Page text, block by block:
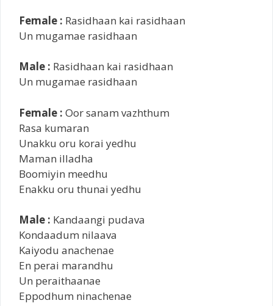
Female : Rasidhaan kai rasidhaan
Un mugamae rasidhaan
Male : Rasidhaan kai rasidhaan
Un mugamae rasidhaan
Female : Oor sanam vazhthum
Rasa kumaran
Unakku oru korai yedhu
Maman illadha
Boomiyin meedhu
Enakku oru thunai yedhu
Male : Kandaangi pudava
Kondaadum nilaava
Kaiyodu anachenae
En perai marandhu
Un peraithaanae
Eppodhum ninachenae